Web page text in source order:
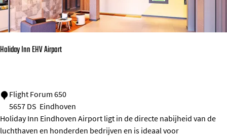
t
r
n
h
Holiday Inn EHV Airport
H
l
Flight Forum 650
5657 DS Eindhoven
Holiday Inn Eindhoven Airport ligt in de directe nabijheid van de
luchthaven en honderden bedrijven en is ideaal voor